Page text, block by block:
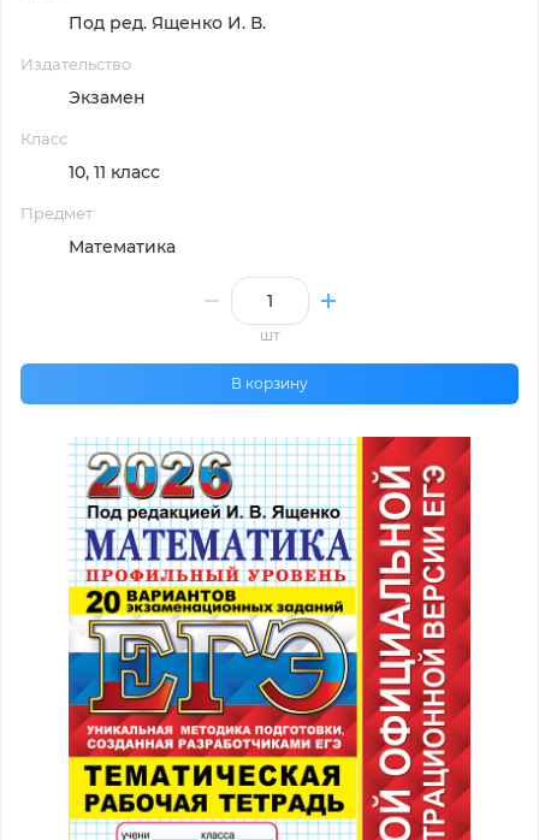
Под ред. Ященко И. В.
Издательство
Экзамен
Класс
10, 11 класс
Предмет
Математика
шт
В корзину